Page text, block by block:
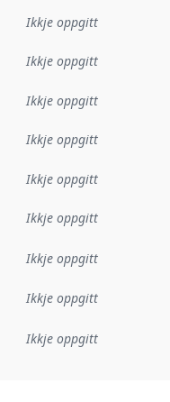
Ikkje oppgitt
Ikkje oppgitt
Ikkje oppgitt
Ikkje oppgitt
Ikkje oppgitt
Ikkje oppgitt
Ikkje oppgitt
Ikkje oppgitt
Referanse til ei
Ikkje oppgitt